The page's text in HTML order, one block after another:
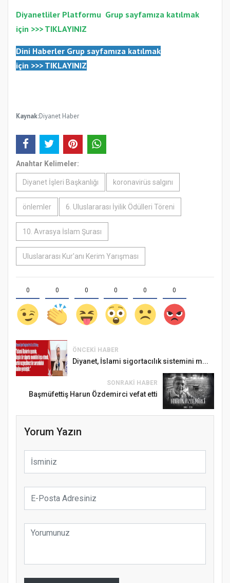
Diyanetliler Platformu Grup sayfamıza katılmak
için >>> TIKLAYINIZ
Dini Haberler Grup sayfamıza katılmak
için >>> TIKLAYINIZ
Kaynak:Diyanet Haber
Anahtar Kelimeler:
Diyanet İşleri Başkanlığı koronavirüs salgını
önlemler 6. Uluslararası İyilik Ödülleri Töreni
10. Avrasya İslam Şurası
Uluslararası Kur'anı Kerim Yarışması
0 0 0 0 0 0
ÖNCEKI HABER
Diyanet, İslami sigortacılık sistemini m...
SONRAKI HABER
Başmüfettiş Harun Özdemirci vefat etti
Yorum Yazın
Samsun Atakum’da Ayasofya Camii
Etkinliği